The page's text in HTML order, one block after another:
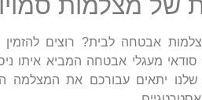
של מצלמות
אבטחה לבית? רוצים להזמין
סודאי מעגלי אבטחה המביא איתו
יתאים עבורכם את המצלמה